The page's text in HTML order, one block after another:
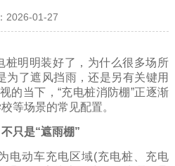
2026-01-27
桩明明装好了，为什么很多场所
为了遮风挡雨，还是另有关键用
的当下，“充电桩消防棚”正逐渐
等场景的常见配置。
只是“遮雨棚”
电动车充电区域(充电桩、充电